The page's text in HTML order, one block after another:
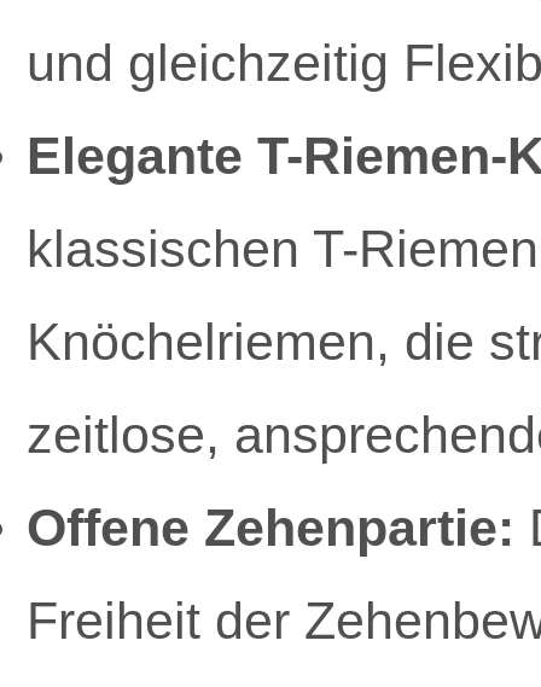
und gleichzeitig
Elegante T-
klassischen T-
Knöchelriemen, die
zeitlose,
Offene Zehenpartie:
Freiheit der